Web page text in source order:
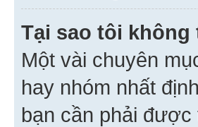
Tại sao tôi
Một vài chuyên
hay nhóm nhất
bạn cần phải được